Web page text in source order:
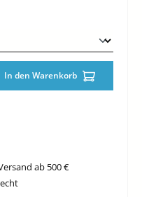
In den Warenkorb
ab 500 €